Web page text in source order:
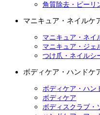
角質除去・ピーリ
マニキュア・ネイルケ
マニキュア・ネイ
マニキュア・ジェ
つけ爪・ネイルシ
ボディケア・ハンドケ
ボディケア・ハン
ボディケア
ボディスクラブ・